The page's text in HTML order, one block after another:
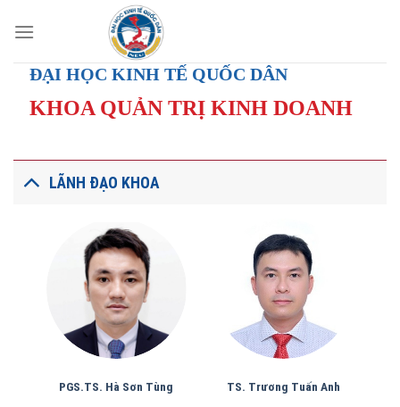
ĐẠI HỌC KINH TẾ QUỐC DÂN
KHOA QUẢN TRỊ KINH DOANH
LÃNH ĐẠO KHOA
PGS.TS. Hà Sơn Tùng TS. Trương Tuấn Anh